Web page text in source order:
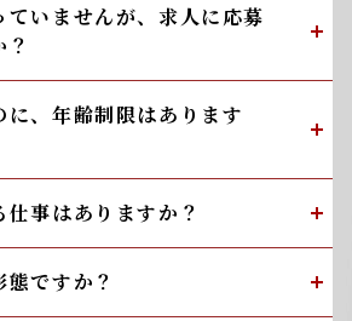
ていませんが、求人に応募
、年齢制限はあります
事はありますか？
ですか？